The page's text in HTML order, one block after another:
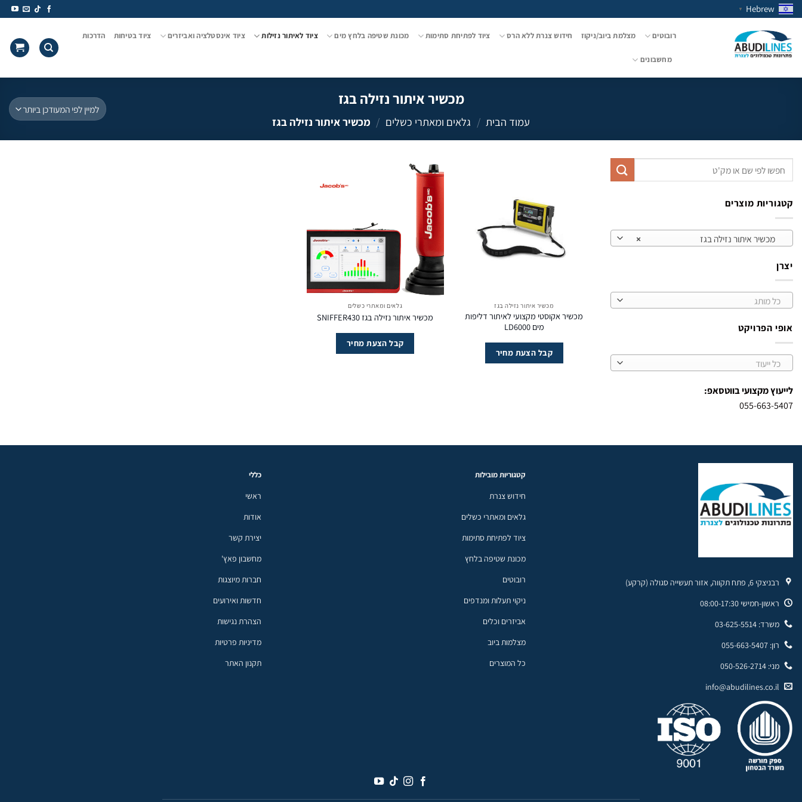
Skip
to
content
Hebrew
▼
רובוטים מצלמת ביוב/ניקוז חידוש צנרת ללא הרס ציוד לפתיחת סתימות מכונת שטיפה בלחץ מים ציוד לאיתור נזילות ציוד אינסטלציה ואביזרים ציוד בטיחות הדרכות
מחשבונים
מכשיר איתור נזילה בגז
עמוד הבית / גלאים ומאתרי כשלים / מכשיר איתור נזילה בגז
עבור:
קטגוריות מוצרים
× מכשיר איתור נזילה בגז
יצרן
כל מותג
אופי הפרויקט
כל ייעוד
לייעוץ מקצועי בווטסאפ:
055-663-5407
מכשיר איתור נזילה בגז
מכשיר אקוסטי מקצועי לאיתור דליפות
מים LD6000
קבל הצעת מחיר
גלאים ומאתרי כשלים
מכשיר איתור נזילה בגז SNIFFER430
קבל הצעת מחיר
רבניצקי 6, פתח תקווה, אזור תעשייה סגולה (קרקע)
ראשון-חמישי 08:00-17:30
משרד: 03-625-5514
רון: 055-663-5407
מני: 050-526-2714
info@abudilines.co.il
קטגוריות מובילות
חידוש צנרת
גלאים ומאתרי כשלים
ציוד לפתיחת סתימות
מכונת שטיפה בלחץ
רובוטים
ניקוי תעלות ומנדפים
אביזרים וכלים
מצלמות ביוב
כל המוצרים
כללי
ראשי
אודות
יצירת קשר
מחשבון פאץ'
חברות מיוצגות
חדשות ואירועים
הצהרת נגישות
מדיניות פרטיות
תקנון האתר